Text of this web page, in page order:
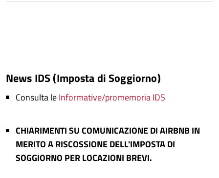
News IDS (Imposta di Soggiorno)
Consulta leInformative/promemoria IDS
CHIARIMENTI SU COMUNICAZIONE DI AIRBNB IN
MERITO A RISCOSSIONE DELL'IMPOSTA DI
SOGGIORNO PER LOCAZIONI BREVI.